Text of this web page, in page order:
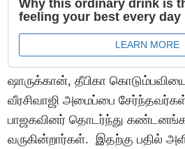
ஷாருக்கான், தீபிகா
வீரசிவாஜி அமைப்பை
பாஜகவினர் தொடர்ந்து
வருகின்றார்கள். இதற்கு பதில்